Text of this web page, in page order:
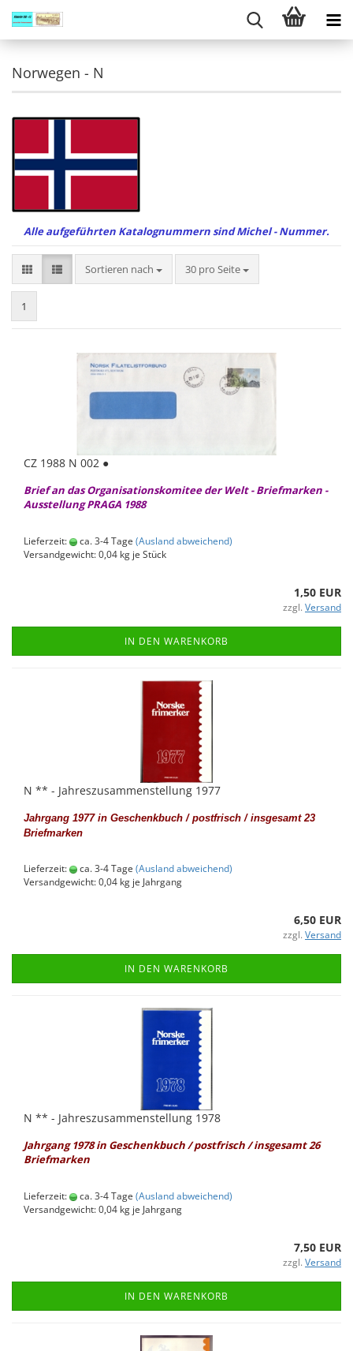
Norwegen - N
Alle aufgeführten Katalognummern sind Michel - Nummer.
Sortieren nach
Sortieren nach 30 pro Seite
pro Seite
1
CZ 1988 N 002 ●
Brief an das Or­ga­ni­sa­ti­ons­ko­mi­tee der Welt - Brief­mar­ken -
Aus­stel­lung PRAGA 1988
Lieferzeit: ca. 3-4 Tage (Ausland abweichend)
Versandgewicht:0,04 kg je Stück
1,50 EUR
zzgl. Versand
IN DEN WARENKORB
N ** - Jah­res­zu­sam­men­stel­lung 1977
Jahr­gang 1977 in Ge­schenk­buch / post­frisch / ins­ge­samt 23
Brief­mar­ken
Lieferzeit: ca. 3-4 Tage (Ausland abweichend)
Versandgewicht:0,04 kg je Jahrgang
6,50 EUR
zzgl. Versand
IN DEN WARENKORB
N ** - Jah­res­zu­sam­men­stel­lung 1978
Jahr­gang 1978 in Ge­schenk­buch / post­frisch / ins­ge­samt 26
Brief­mar­ken
Lieferzeit: ca. 3-4 Tage (Ausland abweichend)
Versandgewicht:0,04 kg je Jahrgang
7,50 EUR
zzgl. Versand
IN DEN WARENKORB